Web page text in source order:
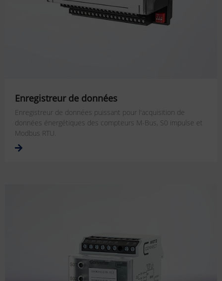
Enregistreur de données
Enregistreur de données puissant pour l'acquisition de
données énergétiques des compteurs M-Bus, S0 impulse et
Modbus RTU.